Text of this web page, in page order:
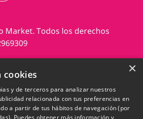
Market. Todos los derechos
×
cookies
y de terceros para analizar nuestros
relacionada con tus preferencias en
a partir de tus hábitos de navegación (por
Puedes obtener más información y